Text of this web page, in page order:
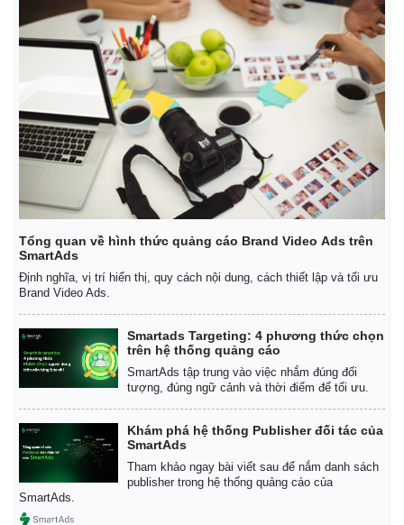
Thế giới
Quan sát
Cuộc sống đó đây
Hồ sơ
Multimedia
Ảnh
E-Magazine
Infographic
Tổng quan về hình thức quảng cáo Brand Video Ads trên
SmartAds
Định nghĩa, vị trí hiển thị, quy cách nội dung, cách thiết lập và tối ưu
Brand Video Ads.
Smartads Targeting: 4 phương thức chọn
trên hệ thống quảng cáo
SmartAds tập trung vào việc nhắm đúng đối
tượng, đúng ngữ cảnh và thời điểm để tối ưu.
Khám phá hệ thống Publisher đối tác của
SmartAds
Tham khảo ngay bài viết sau để nắm danh sách
publisher trong hệ thống quảng cáo của
SmartAds.